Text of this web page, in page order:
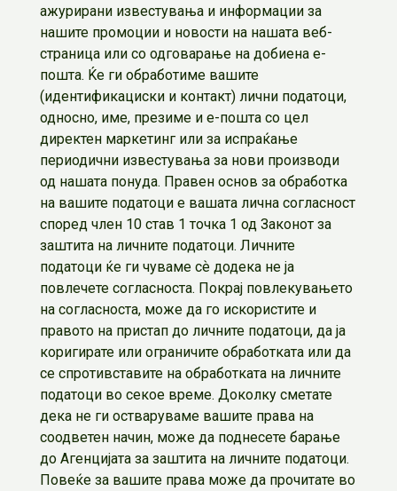
ажурирани известувања и информации за
нашите промоции и новости на нашата веб-
страница или со одговарање на добиена е-
пошта. Ќе ги обработиме вашите
(идентификациски и контакт) лични податоци,
односно, име, презиме и е-пошта со цел
директен маркетинг или за испраќање
периодични известувања за нови производи
од нашата понуда. Правен основ за обработка
на вашите податоци е вашата лична согласност
според член 10 став 1 точка 1 од Законот за
заштита на личните податоци. Личните
податоци ќе ги чуваме сѐ додека не ја
повлечете согласноста. Покрај повлекувањето
на согласноста, може да го искористите и
правото на пристап до личните податоци, да ја
коригирате или ограничите обработката или да
се спротивставите на обработката на личните
податоци во секое време. Доколку сметате
дека не ги остваруваме вашите права на
соодветен начин, може да поднесете барање
до Агенцијата за заштита на личните податоци.
Повеќе за вашите права може да прочитате во